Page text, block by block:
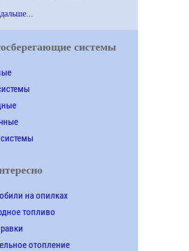
системы
на опилках
топливо
отопление